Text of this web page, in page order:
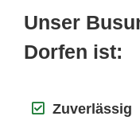
Unser
Dorfen ist:
Zuverlässig